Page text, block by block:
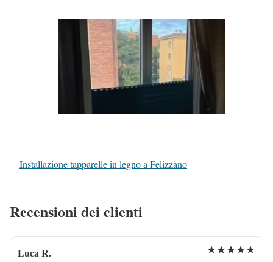
Installazione tapparelle in legno a Felizzano
Recensioni dei clienti
Luca R. ★★★★★